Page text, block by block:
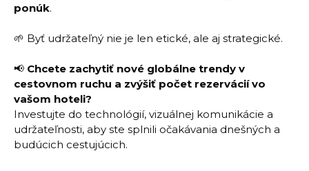
ponúk.
🌱 Byť udržateľný nie je len etické, ale aj strategické.
📢 Chcete zachytiť nové globálne trendy v
cestovnom ruchu a zvýšiť počet rezervácií vo
vašom hoteli?
Investujte do technológií, vizuálnej komunikácie a
udržateľnosti, aby ste splnili očakávania dnešných a
budúcich cestujúcich.